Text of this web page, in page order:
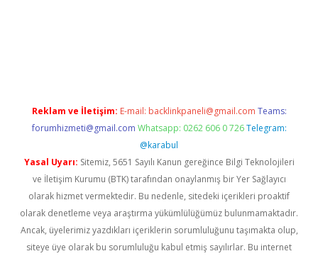
Reklam ve İletişim: E-mail: backlinkpaneli@gmail.com Teams:
forumhizmeti@gmail.com Whatsapp: 0262 606 0 726 Telegram:
@karabul
Yasal Uyarı: Sitemiz, 5651 Sayılı Kanun gereğince Bilgi Teknolojileri
ve İletişim Kurumu (BTK) tarafından onaylanmış bir Yer Sağlayıcı
olarak hizmet vermektedir. Bu nedenle, sitedeki içerikleri proaktif
olarak denetleme veya araştırma yükümlülüğümüz bulunmamaktadır.
Ancak, üyelerimiz yazdıkları içeriklerin sorumluluğunu taşımakta olup,
siteye üye olarak bu sorumluluğu kabul etmiş sayılırlar. Bu internet